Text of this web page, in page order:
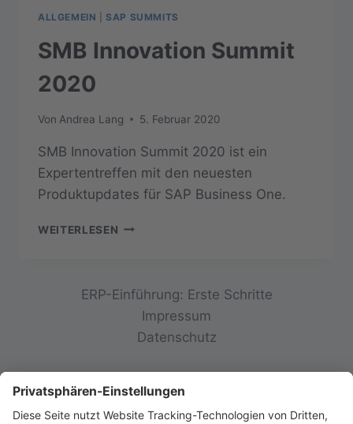
ALLGEMEIN SAP SUMMITS
SMB Innovation Summit
2020
Von Andrea Lang 5. Februar 2020
SMB Innovation Summit 2020 ist ein
Expertentreffen mit den neuesten
Produktupdates für SAP Business One.
WEITERLESEN SMB
ERP-Einführung: Erste Schritte
Impressum
Datenschutz